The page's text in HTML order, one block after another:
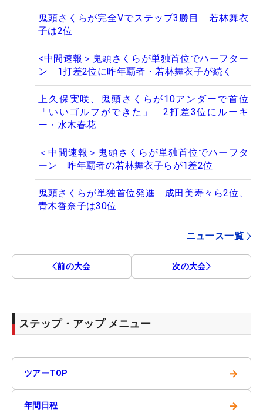
鬼頭さくらが完全Vでステップ3勝目 若林舞衣
子は2位
<中間速報＞鬼頭さくらが単独首位でハーフター
ン 1打差2位に昨年覇者・若林舞衣子が続く
上久保実咲、鬼頭さくらが10アンダーで首位
「いいゴルフができた」 2打差3位にルーキ
ー・水木春花
＜中間速報＞鬼頭さくらが単独首位でハーフタ
ーン 昨年覇者の若林舞衣子らが1差2位
鬼頭さくらが単独首位発進 成田美寿々ら2位、
青木香奈子は30位
ニュース一覧
前の大会 次の大会
ステップ・アップ メニュー
ツアーTOP →
年間日程 →